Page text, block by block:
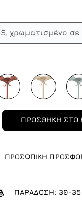
χρωματισμένο
ΠΡΟΣΘΗΚΗ ΣΤΟ
ΠΡΟΣΩΠΙΚΗ
ΠΑΡΑΔΟΣΗ: 30-35